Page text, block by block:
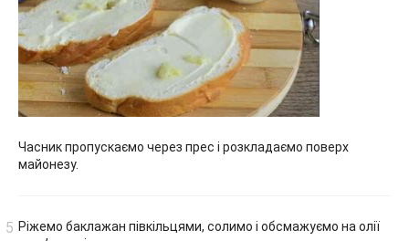
Часник пропускаємо через прес і розкладаємо поверх
майонезу.
Ріжемо баклажан півкільцями, солимо і обсмажуємо на олії